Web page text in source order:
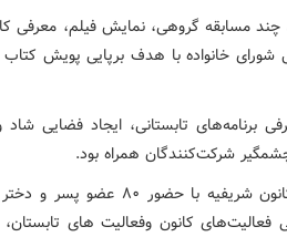
چند مسابقه گروهی، نمایش فیلم، معرفی
خانواده با هدف برپایی پویش کتاب
برنامه‌های تابستانی، ایجاد فضایی
شرکت‌کنندگان همراه بود.
مرکز فرهنگی و هنری کانون
کانون وفعالیت های